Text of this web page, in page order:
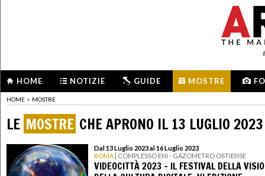
HOME NOTIZIE GUIDE MOSTRE
HOME > MOSTRE
LE MOSTRE CHE APRONO IL 13 LUGLIO 2023
Dal 13 Luglio 2023 al 16 Luglio 2023
ROMA | COMPLESSO ENI - GAZOMETRO OSTIENSE
VIDEOCITTÀ 2023 - IL FESTIVAL DELLA